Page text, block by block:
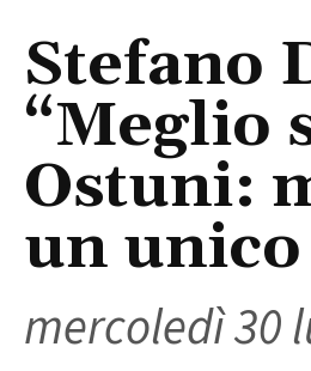
Stefano
“Meglio
Ostuni:
un
mercoledì 30